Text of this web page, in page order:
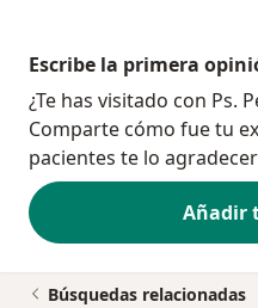
Escribe la primera
¿Te has visitado con Ps.
Comparte cómo fue tu
pacientes te lo
Añadir
Búsquedas relacionadas